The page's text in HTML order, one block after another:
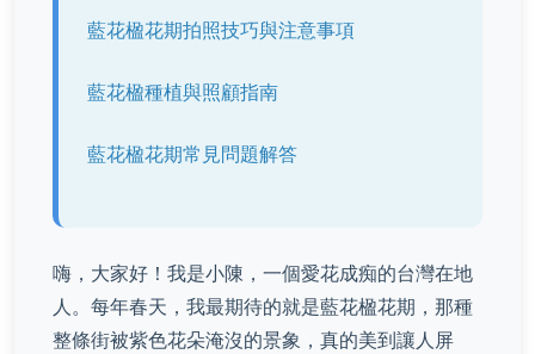
藍花楹花期拍照技巧與注意事項
藍花楹種植與照顧指南
藍花楹花期常見問題解答
嗨，大家好！我是小陳，一個愛花成痴的台灣在地
人。每年春天，我最期待的就是藍花楹花期，那種
整條街被紫色花朵淹沒的景象，真的美到讓人屏